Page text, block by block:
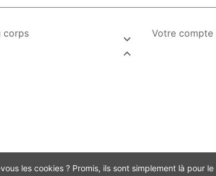
les cookies ? Promis, ils sont simplement là pour
corps


Votre compte